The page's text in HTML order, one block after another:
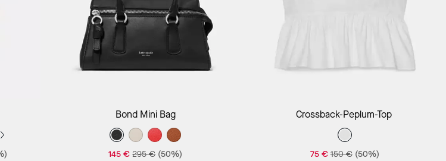
Bond Mini Bag
145 € 295 € (50%)
Crossback-Peplum-Top
75 € 150 € (50%)